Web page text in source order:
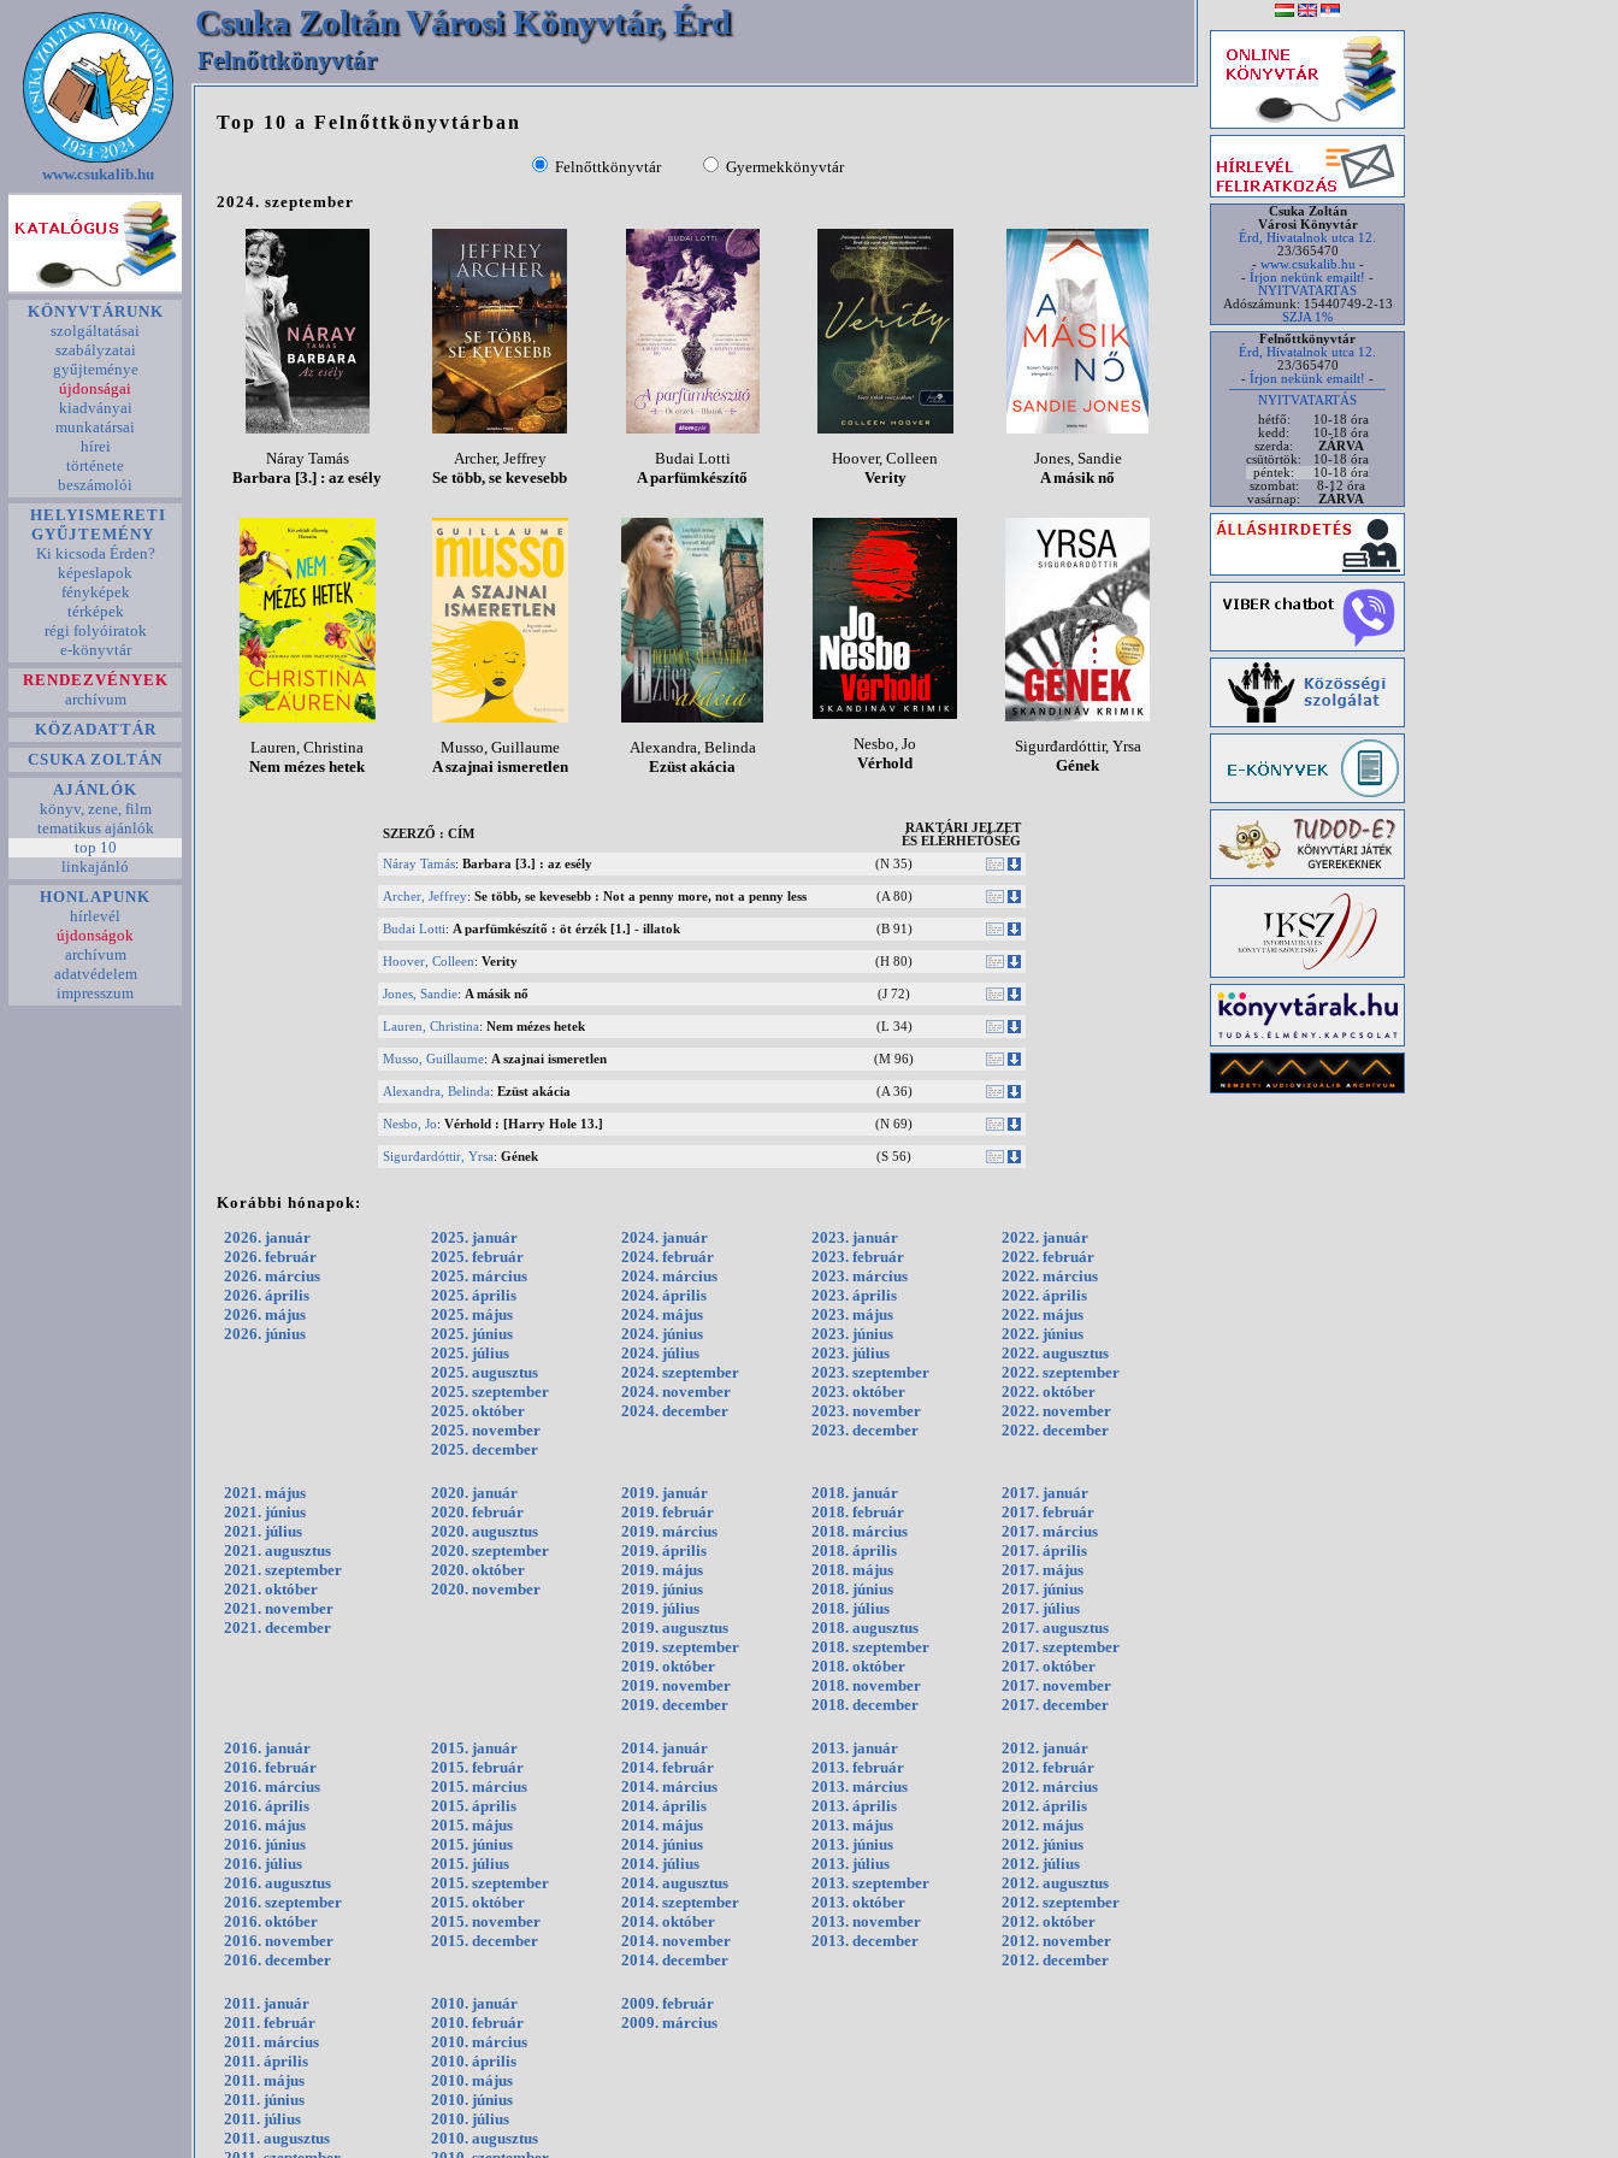
Csuka Zoltán Városi Könyvtár, Érd
Felnőttkönyvtár
www.csukalib.hu
KÖNYVTÁRUNK
szolgáltatásai
szabályzatai
gyűjteménye
újdonságai
kiadványai
munkatársai
hírei
története
beszámolói
HELYISMERETI
GYŰJTEMÉNY
Ki kicsoda Érden?
képeslapok
fényképek
térképek
régi folyóiratok
e-könyvtár
RENDEZVÉNYEK
archívum
KÖZADATTÁR
CSUKA ZOLTÁN
AJÁNLÓK
könyv, zene, film
tematikus ajánlók
top 10
linkajánló
HONLAPUNK
hírlevél
újdonságok
archívum
adatvédelem
impresszum
Top 10 a Felnőttkönyvtárban
Felnőttkönyvtár
Gyermekkönyvtár
2024. szeptember
Náray Tamás
Barbara [3.] : az esély
Archer, Jeffrey
Se több, se kevesebb
Budai Lotti
A parfümkészítő
Hoover, Colleen
Verity
Jones, Sandie
A másik nő
Lauren, Christina
Nem mézes hetek
Musso, Guillaume
A szajnai ismeretlen
Alexandra, Belinda
Ezüst akácia
Nesbo, Jo
Vérhold
Sigurđardóttir, Yrsa
Gének
SZERZŐ : CÍM
RAKTÁRI JELZET
ÉS ELÉRHETŐSÉG
Náray Tamás: Barbara [3.] : az esély (N 35)
Archer, Jeffrey: Se több, se kevesebb : Not a penny more, not a penny less (A 80)
Budai Lotti: A parfümkészítő : öt érzék [1.] - illatok (B 91)
Hoover, Colleen: Verity (H 80)
Jones, Sandie: A másik nő (J 72)
Lauren, Christina: Nem mézes hetek (L 34)
Musso, Guillaume: A szajnai ismeretlen (M 96)
Alexandra, Belinda: Ezüst akácia (A 36)
Nesbo, Jo: Vérhold : [Harry Hole 13.] (N 69)
Sigurđardóttir, Yrsa: Gének (S 56)
Korábbi hónapok:
2026. január
2026. február
2026. március
2026. április
2026. május
2026. június
2025. január
2025. február
2025. március
2025. április
2025. május
2025. június
2025. július
2025. augusztus
2025. szeptember
2025. október
2025. november
2025. december
2024. január
2024. február
2024. március
2024. április
2024. május
2024. június
2024. július
2024. szeptember
2024. november
2024. december
2023. január
2023. február
2023. március
2023. április
2023. május
2023. június
2023. július
2023. szeptember
2023. október
2023. november
2023. december
2022. január
2022. február
2022. március
2022. április
2022. május
2022. június
2022. augusztus
2022. szeptember
2022. október
2022. november
2022. december
2021. május
2021. június
2021. július
2021. augusztus
2021. szeptember
2021. október
2021. november
2021. december
2020. január
2020. február
2020. augusztus
2020. szeptember
2020. október
2020. november
2019. január
2019. február
2019. március
2019. április
2019. május
2019. június
2019. július
2019. augusztus
2019. szeptember
2019. október
2019. november
2019. december
2018. január
2018. február
2018. március
2018. április
2018. május
2018. június
2018. július
2018. augusztus
2018. szeptember
2018. október
2018. november
2018. december
2017. január
2017. február
2017. március
2017. április
2017. május
2017. június
2017. július
2017. augusztus
2017. szeptember
2017. október
2017. november
2017. december
2016. január
2016. február
2016. március
2016. április
2016. május
2016. június
2016. július
2016. augusztus
2016. szeptember
2016. október
2016. november
2016. december
2015. január
2015. február
2015. március
2015. április
2015. május
2015. június
2015. július
2015. szeptember
2015. október
2015. november
2015. december
2014. január
2014. február
2014. március
2014. április
2014. május
2014. június
2014. július
2014. augusztus
2014. szeptember
2014. október
2014. november
2014. december
2013. január
2013. február
2013. március
2013. április
2013. május
2013. június
2013. július
2013. szeptember
2013. október
2013. november
2013. december
2012. január
2012. február
2012. március
2012. április
2012. május
2012. június
2012. július
2012. augusztus
2012. szeptember
2012. október
2012. november
2012. december
2011. január
2011. február
2011. március
2011. április
2011. május
2011. június
2011. július
2011. augusztus
2010. január
2010. február
2010. március
2010. április
2010. május
2010. június
2010. július
2010. augusztus
2009. február
2009. március
Csuka Zoltán
Városi Könyvtár
Érd, Hivatalnok utca 12.
23/365470
- www.csukalib.hu -
- Írjon nekünk emailt! -
NYITVATARTÁS
Adószámunk: 15440749-2-13
SZJA 1%
Felnőttkönyvtár
Érd, Hivatalnok utca 12.
23/365470
- Írjon nekünk emailt! -
NYITVATARTÁS
hétfő:
10-18 óra
kedd:
10-18 óra
szerda:
ZÁRVA
csütörtök:
10-18 óra
péntek:
10-18 óra
szombat:
8-12 óra
vasárnap:
ZÁRVA